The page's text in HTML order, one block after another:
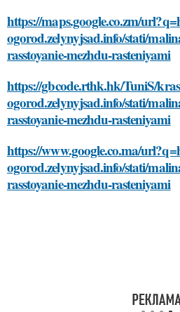
https://maps.google.co.zm/
ogorod.zelynyjsad.info/stati/
rasstoyanie-mezhdu-rasteniyami
https://gbcode.rthk.hk/TuniS/
ogorod.zelynyjsad.info/stati/
rasstoyanie-mezhdu-rasteniyami
https://www.google.co.ma/
ogorod.zelynyjsad.info/stati/
rasstoyanie-mezhdu-rasteniyami